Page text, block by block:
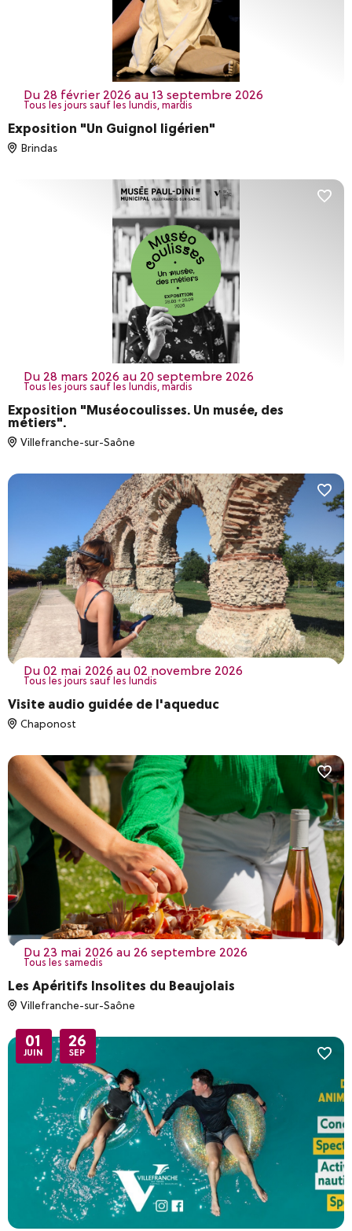
Distractions & loisirs
Sons et Lumières
Terroir & oenotourisme
Tous les jours sauf les lundis, mardis
du 28 février 2026 au 13 septembre 2026
Exposition "Un Guignol ligérien"
Brindas
Tous les jours sauf les lundis, mardis
du 28 mars 2026 au 20 septembre 2026
Exposition "Muséocoulisses. Un musée, des
métiers".
Villefranche-sur-Saône
Tous les jours sauf les lundis
du 02 mai 2026 au 02 novembre 2026
Visite audio guidée de l'aqueduc
Chaponost
Tous les samedis
du 23 mai 2026 au 26 septembre 2026
Les Apéritifs Insolites du Beaujolais
Villefranche-sur-Saône
01
JUIN
26
SEP